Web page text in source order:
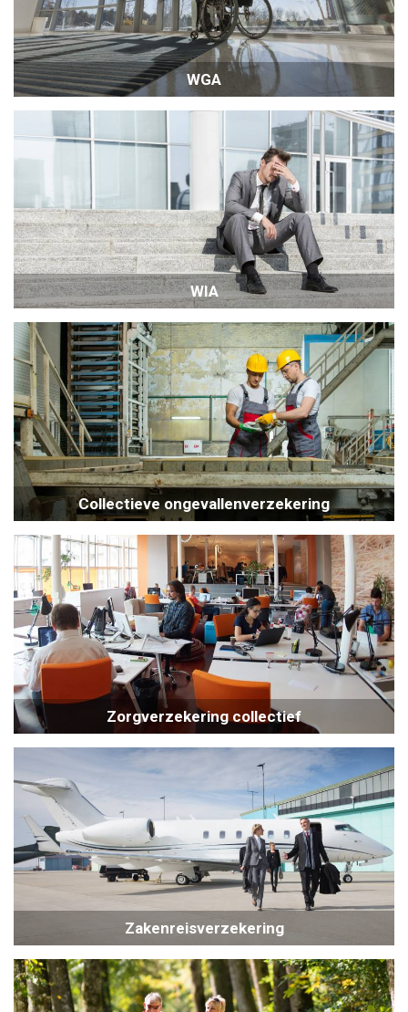
WGA
WIA
Collectieve ongevallenverzekering
Zorgverzekering collectief
Zakenreisverzekering